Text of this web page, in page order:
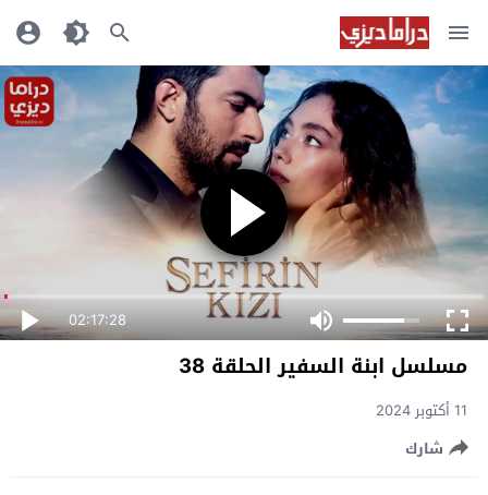
02:17:28
مسلسل ابنة السفير الحلقة 38
11 أكتوبر 2024
شارك